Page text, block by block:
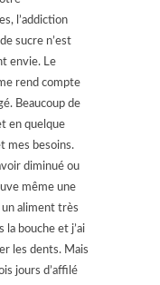
l’addiction
sucre n’est
envie. Le
rend compte
Beaucoup de
en quelque
mes besoins.
diminué ou
même une
aliment très
la bouche et j’ai
les dents. Mais
jours d’affilé